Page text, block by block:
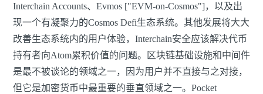
Interchain Accounts、Evmos ["EVM-on-Cosmos"]，以及出
现一个有凝聚力的Cosmos Defi生态系统。其他发展将大大
改善生态系统内的用户体验，Interchain安全应该解决代币
持有者向Atom累积价值的问题。区块链基础设施和中间件
是最不被谈论的领域之一，因为用户并不直接与之对接，
但它是加密货币中最重要的垂直领域之一。Pocket